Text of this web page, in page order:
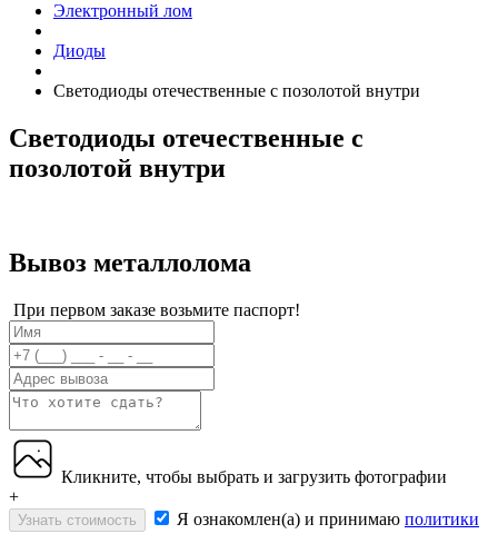
Электронный лом
Диоды
Светодиоды отечественные с позолотой внутри
Светодиоды отечественные с
позолотой внутри
Вывоз металлолома
При первом заказе возьмите паспорт!
Кликните, чтобы выбрать и загрузить фотографии
+
Узнать стоимость Я ознакомлен(а) и принимаю политики